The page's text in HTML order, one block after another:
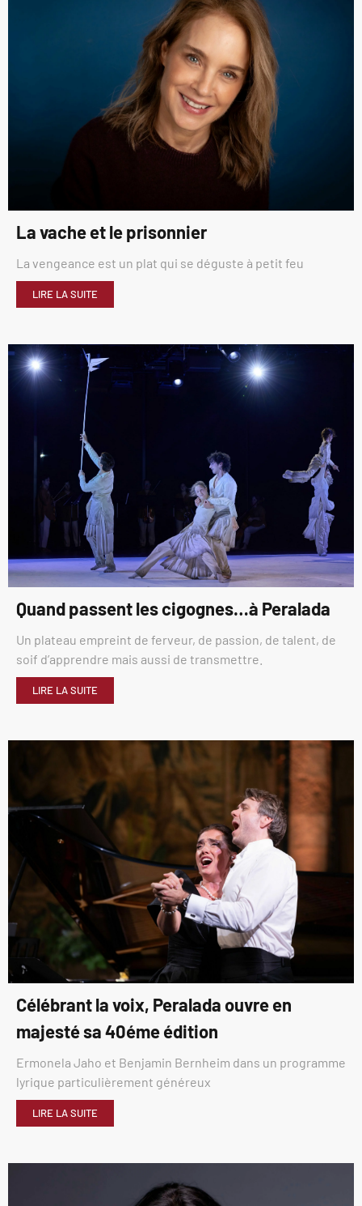
La vache et le prisonnier
La vengeance est un plat qui se déguste à petit feu
LIRE LA SUITE
Quand passent les cigognes…à Peralada
Un plateau empreint de ferveur, de passion, de talent, de
soif d’apprendre mais aussi de transmettre.
LIRE LA SUITE
Célébrant la voix, Peralada ouvre en
majesté sa 40éme édition
Ermonela Jaho et Benjamin Bernheim dans un programme
lyrique particulièrement généreux
LIRE LA SUITE